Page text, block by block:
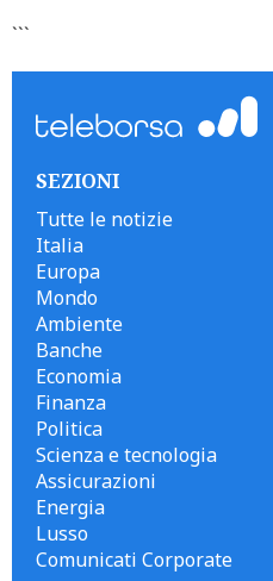
```
SEZIONI
Tutte le notizie
Italia
Europa
Mondo
Ambiente
Banche
Economia
Finanza
Politica
Scienza e tecnologia
Assicurazioni
Energia
Lusso
Comunicati Corporate